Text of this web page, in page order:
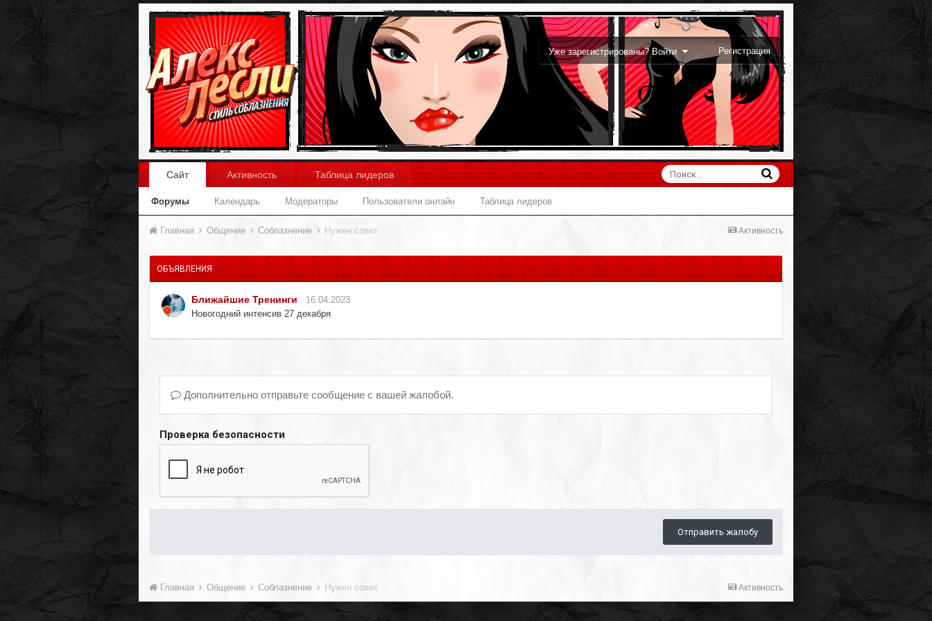
Уже зарегистрированы? Войти Регистрация
Сайт
Форумы Календарь Модераторы Пользователи онлайн Таблица лидеров
Активность Таблица лидеров
Активность
Главная Общение Соблазнение Нужен совет
ОБЪЯВЛЕНИЯ
Ближайшие Тренинги
16.04.2023
Новогодний интенсив 27 декабря
Дополнительно отправьте сообщение с вашей жалобой.
Проверка безопасности
Отправить жалобу
Активность
Главная Общение Соблазнение Нужен совет